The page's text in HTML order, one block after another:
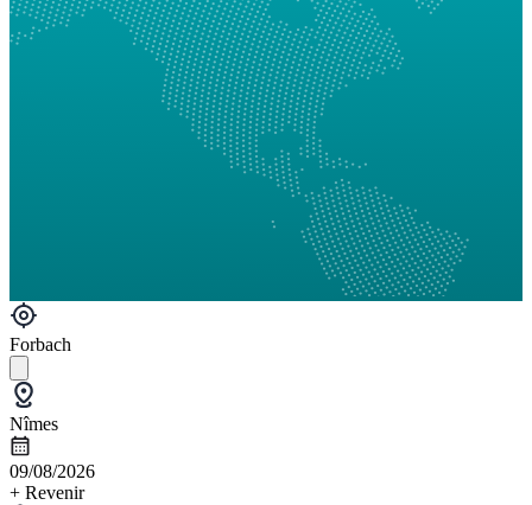
Forbach
Nîmes
09/08/2026
+ Revenir